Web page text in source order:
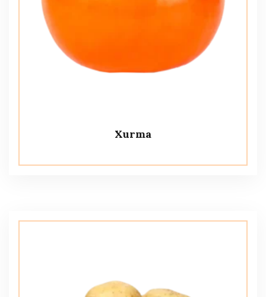
Xurma